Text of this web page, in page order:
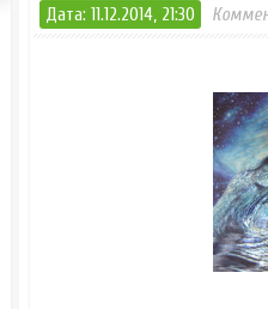
Дата: 11.12.2014, 21:30